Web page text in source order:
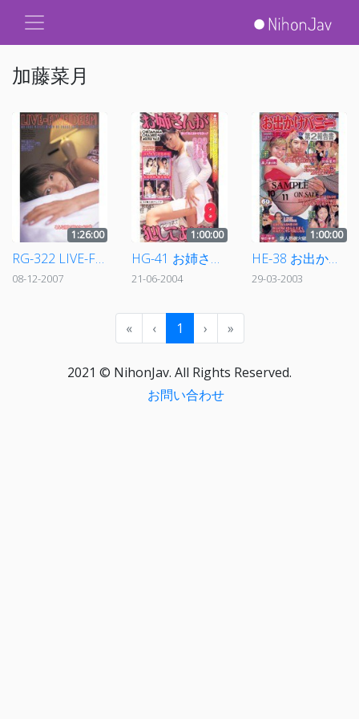
加藤菜月
1:26:00
RG-322 LIVE-FIVE[DEEP]
08-12-2007
1:00:00
HG-41 お姉さんが犯してあげる 8
21-06-2004
1:00:00
HE-38 お出かけバニー 第2報告書
29-03-2003
« ‹ 1 › »
2021 © NihonJav. All Rights Reserved.
お問い合わせ